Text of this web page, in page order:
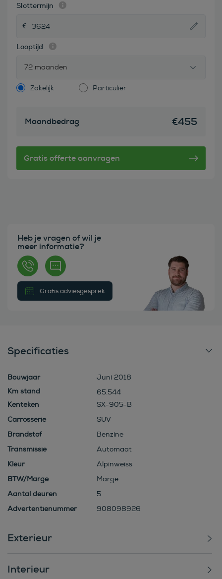
Slottermijn
Looptijd
72 maanden
Zakelijk Particulier
Maandbedrag €455
Heb je vragen of wil je
meer informatie?
Gratis adviesgesprek
Specificaties
Bouwjaar
Juni 2018
65.544
Kenteken
SX-905-B
Carrosserie
SUV
Brandstof
Benzine
Transmissie
Automaat
Kleur
Alpinweiss
BTW/Marge
Marge
Aantal deuren
5
Advertentienummer
908098926
Exterieur
Interieur